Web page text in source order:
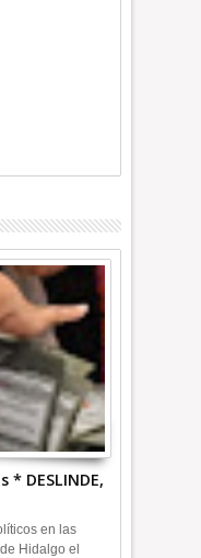
DESLINDE,
en las
Hidalgo el